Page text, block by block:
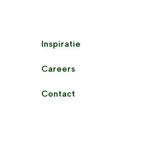
Inspiratie
Careers
Contact